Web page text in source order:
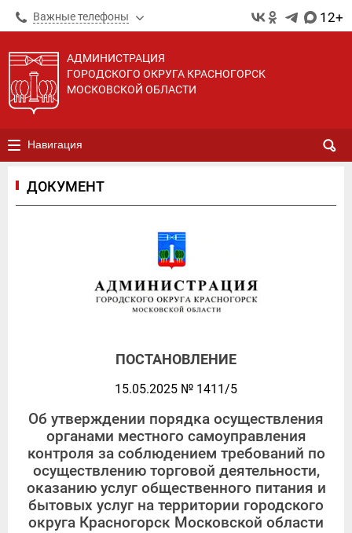
Важные телефоны 12+
АДМИНИСТРАЦИЯ
ГОРОДСКОГО ОКРУГА КРАСНОГОРСК
МОСКОВСКОЙ ОБЛАСТИ
Навигация
ДОКУМЕНТ
ПОСТАНОВЛЕНИЕ
15.05.2025 № 1411/5
Об утверждении порядка осуществления
органами местного самоуправления
контроля за соблюдением требований по
осуществлению торговой деятельности,
оказанию услуг общественного питания и
бытовых услуг на территории городского
округа Красногорск Московской области